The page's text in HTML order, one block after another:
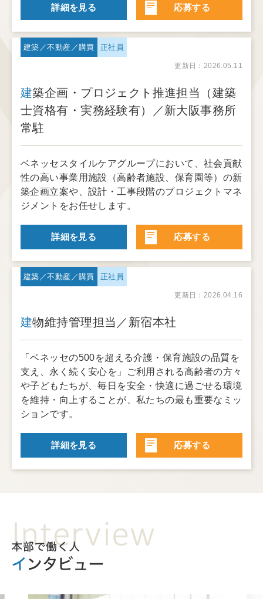
詳細を見る 応募する
建築／不動産／購買 正社員
更新日：2026.05.11
建築企画・プロジェクト推進担当（建築
士資格有・実務経験有）／新大阪事務所
常駐
ベネッセスタイルケアグループにおいて、社会貢献
性の高い事業用施設（高齢者施設、保育園等）の新
築企画立案や、設計・工事段階のプロジェクトマネ
ジメントをお任せします。
詳細を見る 応募する
建築／不動産／購買 正社員
更新日：2026.04.16
建物維持管理担当／新宿本社
「ベネッセの500を超える介護・保育施設の品質を
支え、永く続く安心を」ご利用される高齢者の方々
や子どもたちが、毎日を安全・快適に過ごせる環境
を維持・向上することが、私たちの最も重要なミッ
ションです。
詳細を見る 応募する